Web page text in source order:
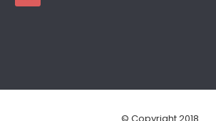
© Copyright 2018